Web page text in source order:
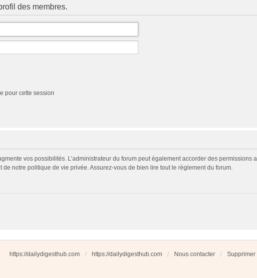
des membres.
pour cette session
vos possibilités. L’administrateur du forum peut également accorder des permissions
notre politique de vie privée. Assurez-vous de bien lire tout le règlement du forum.
https://dailydigesthub.com https://dailydigesthub.com Nous contacter Supprimer